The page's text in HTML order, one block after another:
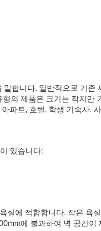
말합니다. 일반적으로 기존
의 제품은 크기는 작지만
파트, 호텔, 학생 기숙사,
있습니다:
실에 적합합니다. 작은 욕
에 불과하여 벽 공간이